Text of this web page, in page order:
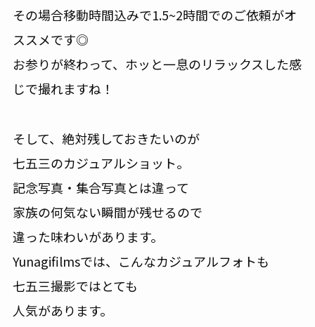
その場合移動時間込みで1.5~2時間でのご依頼がオ
ススメです◎
お参りが終わって、ホッと一息のリラックスした感
じで撮れますね！
そして、絶対残しておきたいのが
七五三のカジュアルショット。
記念写真・集合写真とは違って
家族の何気ない瞬間が残せるので
違った味わいがあります。
Yunagifilmsでは、こんなカジュアルフォトも
七五三撮影ではとても
人気があります。